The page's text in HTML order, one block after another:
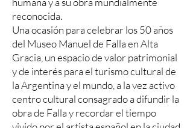
reconocida.
Una ocasión para celebrar los 50 años
del Museo Manuel de Falla en Alta
Gracia, un espacio de valor patrimonial
y de interés para el turismo cultural de
la Argentina y el mundo, a la vez activo
centro cultural consagrado a difundir la
obra de Falla y recordar el tiempo